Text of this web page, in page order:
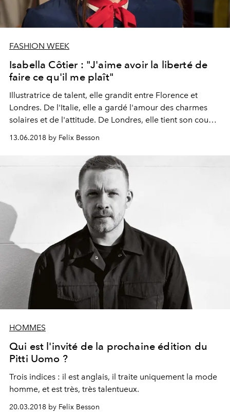
FASHION WEEK
Isabella Côtier : "J'aime avoir la liberté de
faire ce qu'il me plaît"
Illustratrice de talent, elle grandit entre Florence et
Londres. De l'Italie, elle a gardé l'amour des charmes
solaires et de l'attitude. De Londres, elle tient son coup
pour cette raison qu'Alessandro Michele, directeur
artistique de la maison Gucci, l'a invitée à s'exprimer sur
une série d'accessoires exclusivement disponibles au
Gucci Garden de Florence. Rencontre.
13.06.2018 by Felix Besson
HOMMES
Qui est l'invité de la prochaine édition du
Pitti Uomo ?
Trois indices : il est anglais, il traite uniquement la mode
homme, et est très, très talentueux.
20.03.2018 by Felix Besson